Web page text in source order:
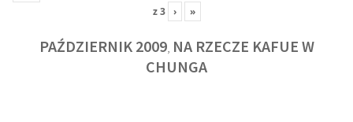
z3 › »
PAŹDZIERNIK 2009, NA RZECZE KAFUE W
CHUNGA